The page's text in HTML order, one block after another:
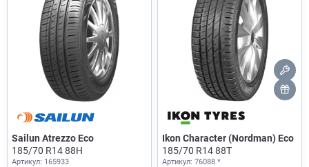
Sailun Atrezzo Eco
185/70 R14 88H
Артикул: 165933
Ikon Character (Nordman) Eco
185/70 R14 88T
Артикул: 76088 *